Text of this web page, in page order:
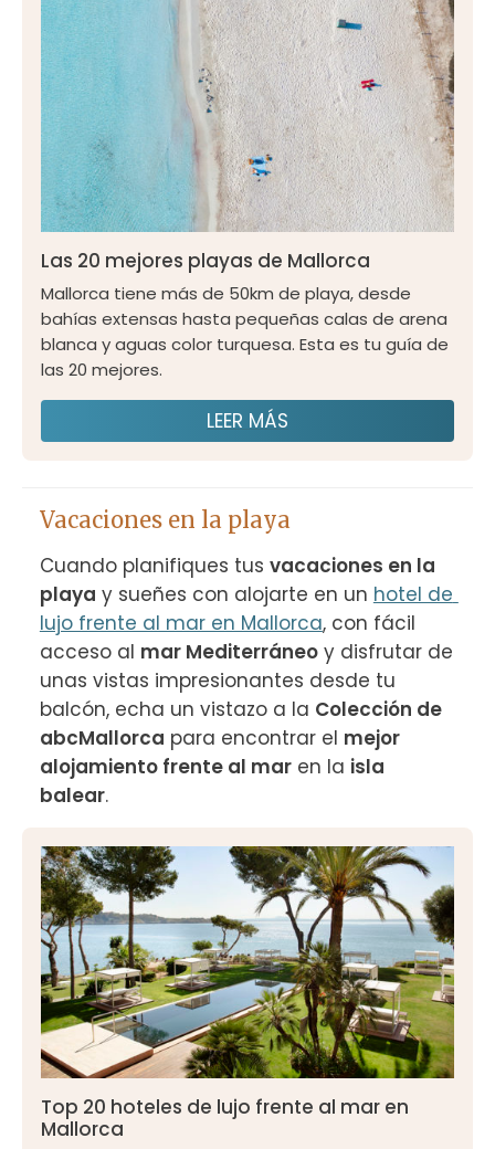
Las 20 mejores playas de Mallorca
Mallorca tiene más de 50km de playa, desde
bahías extensas hasta pequeñas calas de arena
blanca y aguas color turquesa. Esta es tu guía de
las 20 mejores.
LEER MÁS
Vacaciones en la playa
Cuando planifiques tus vacaciones en la
playa y sueñes con alojarte en un hotel de
lujo frente al mar en Mallorca, con fácil
acceso al mar Mediterráneo y disfrutar de
unas vistas impresionantes desde tu
balcón, echa un vistazo a la Colección de
abcMallorca para encontrar el mejor
alojamiento frente al mar en la isla
balear.
Top 20 hoteles de lujo frente al mar en
Mallorca